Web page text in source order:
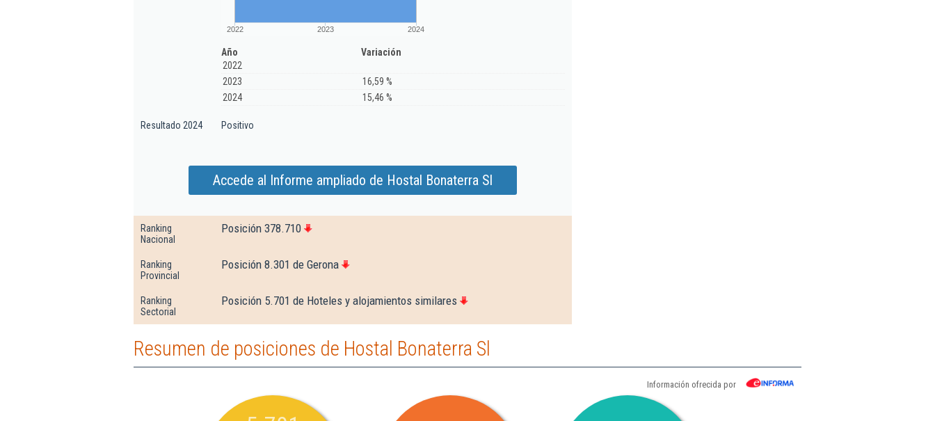
2022 2023 2024
Año
Variación
2022
2023
16,59 %
2024
15,46 %
Resultado 2024 Positivo
Accede al Informe ampliado de Hostal Bonaterra Sl
Ranking
Nacional
Posición 378.710
Ranking
Provincial
Posición 8.301 de Gerona
Ranking
Sectorial
Posición 5.701 de Hoteles y alojamientos similares
Resumen de posiciones de Hostal Bonaterra Sl
Información ofrecida por